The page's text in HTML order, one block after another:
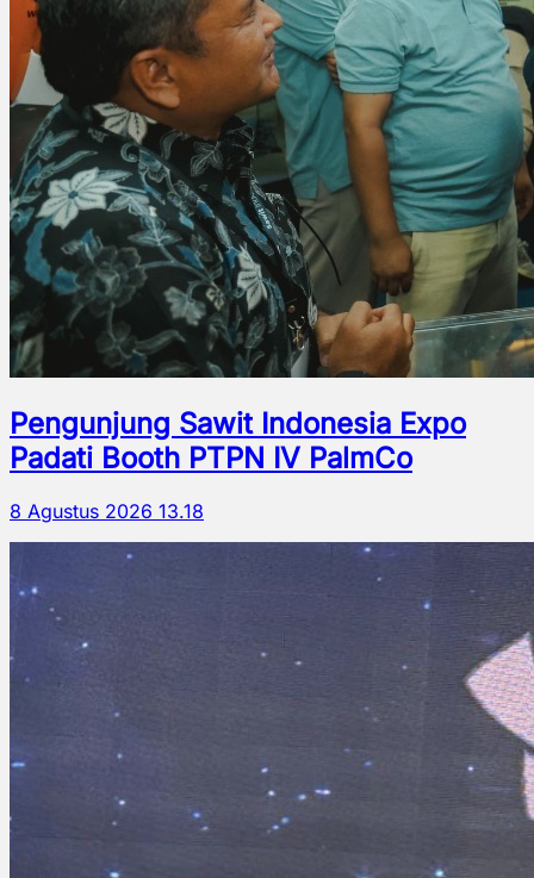
Pengunjung Sawit Indonesia Expo
Padati Booth PTPN IV PalmCo
8 Agustus 2026 13.18